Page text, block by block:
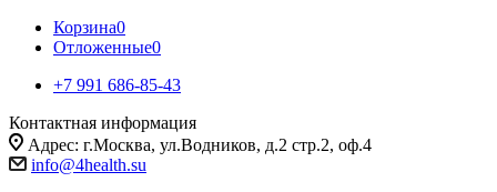
Корзина0
Отложенные0
+7 991 686-85-43
Контактная информация
Адрес: г.Москва, ул.Водников, д.2 стр.2, оф.4
info@4health.su